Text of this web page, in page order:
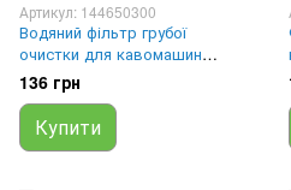
Артикул: 144650300
Водяний фільтр грубої
очистки для кавомашин
Saeco/Gaggia/Spidem/Solis
(8мм) 144650300, 41555143,
NV99.001, C439900695, LF
1160002
136 грн
Купити